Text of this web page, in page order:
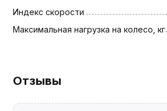
Индекс скорости
Максимальная нагрузка на колесо, кг
Отзывы